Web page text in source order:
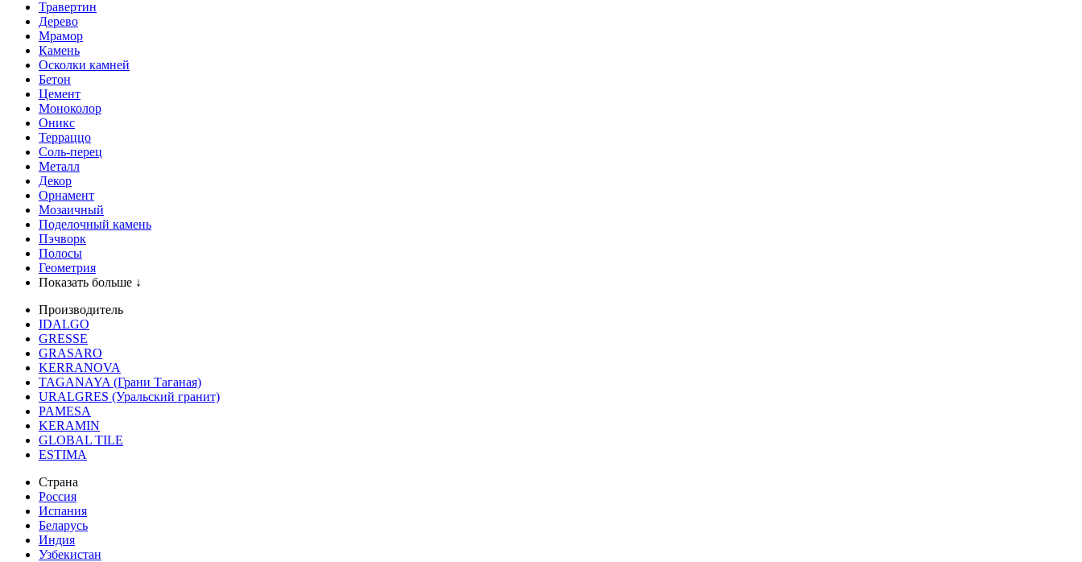
Травертин
Дерево
Мрамор
Камень
Осколки камней
Бетон
Цемент
Моноколор
Оникс
Терраццо
Соль-перец
Металл
Декор
Орнамент
Мозаичный
Поделочный камень
Пэчворк
Полосы
Геометрия
Показать больше ↓
Производитель
IDALGO
GRESSE
GRASARO
KERRANOVA
TAGANAYA (Грани Таганая)
URALGRES (Уральский гранит)
PAMESA
KERAMIN
GLOBAL TILE
ESTIMA
Страна
Россия
Испания
Беларусь
Индия
Узбекистан